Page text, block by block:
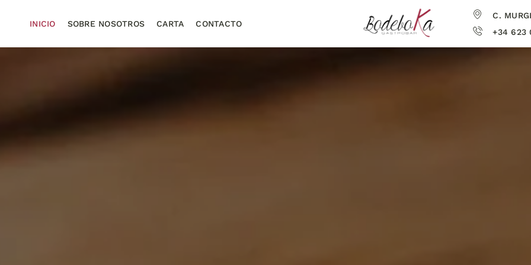
INICIO SOBRE NOSOTROS CARTA CONTACTO
C.
+34 623